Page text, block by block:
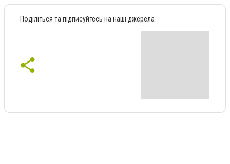
Поділіться та підписуйтесь на наші джерела